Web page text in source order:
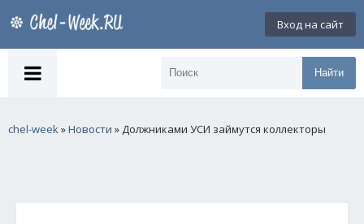
Вход на сайт
Найти
chel-week»Новости » Должниками УСИ займутся коллекторы